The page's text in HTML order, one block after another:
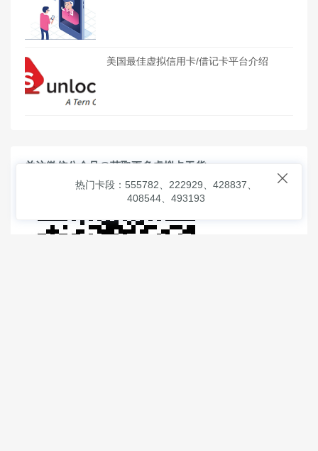
美国最佳虚拟信用卡/借记卡平台介绍
关注微信公众号@获取更多虚拟卡干货

热门卡段：555782、222929、428837、
408544、493193